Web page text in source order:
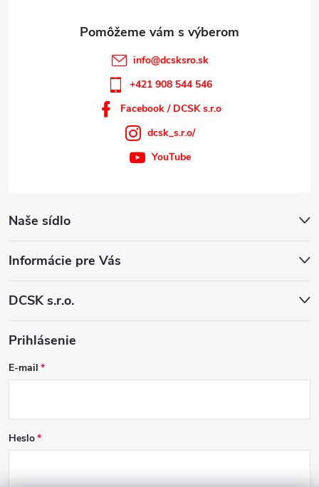
Naše sídlo
Informácie pre Vás
DCSK s.r.o.
info@dcsksro.sk
+421 908 544 546
Facebook / DCSK s.r.o
dcsk_s.r.o/
YouTube
Prihlásenie
E-mail
Heslo